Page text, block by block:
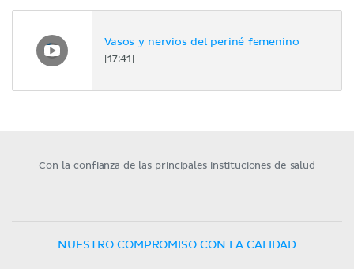
Vasos y nervios del periné femenino
[17:41]
Con la confianza de las principales instituciones de salud
NUESTRO COMPROMISO CON LA CALIDAD